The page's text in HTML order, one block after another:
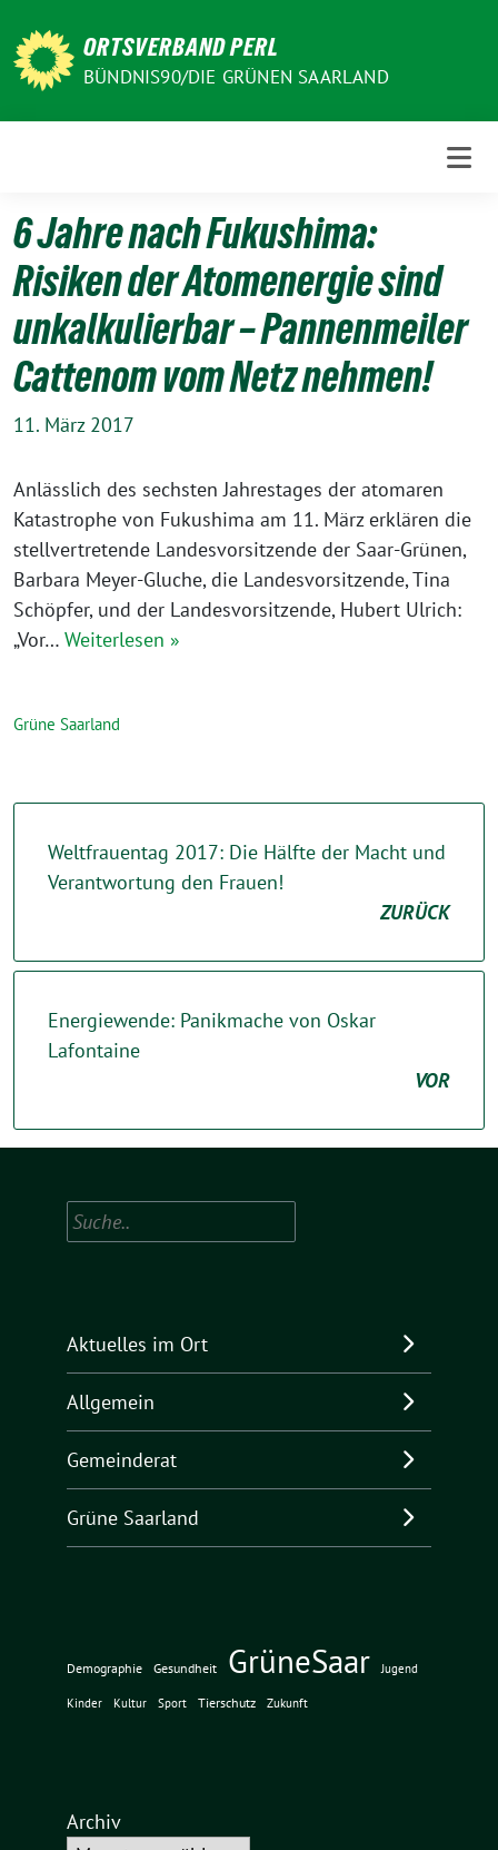
zum
Inhalt
ORTSVERBAND PERL
BÜNDNIS90/DIE GRÜNEN SAARLAND
6 Jahre nach Fukushima:
Risiken der Atomenergie sind
unkalkulierbar – Pannenmeiler
Cattenom vom Netz nehmen!
11. März 2017
Anlässlich des sechsten Jahrestages der atomaren
Katastrophe von Fukushima am 11. März erklären die
stellvertretende Landesvorsitzende der Saar-Grünen,
Barbara Meyer-Gluche, die Landesvorsitzende, Tina
Schöpfer, und der Landesvorsitzende, Hubert Ulrich:
„Vor… Weiterlesen »
Grüne Saarland
Weltfrauentag 2017: Die Hälfte der Macht und
Verantwortung den Frauen!
ZURÜCK
Energiewende: Panikmache von Oskar
Lafontaine
VOR
Suchen
Aktuelles im Ort
Allgemein
Gemeinderat
Grüne Saarland
Demographie Gesundheit GrüneSaar Jugend
Kinder Kultur Sport Tierschutz Zukunft
Archiv